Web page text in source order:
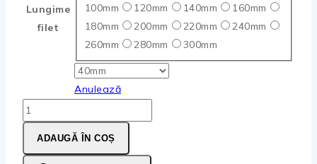
Lungime
filet
100mm
120mm 140mm
160mm
180mm
200mm 220mm
240mm
260mm
280mm 300mm
Anulează
Cantitate
Șurub
ADAUGĂ ÎN COȘ